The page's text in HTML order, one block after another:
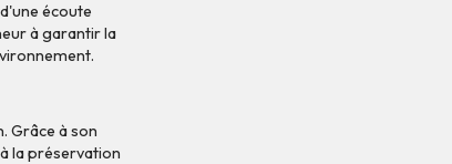
écoute
à garantir la
Grâce à son
la préservation